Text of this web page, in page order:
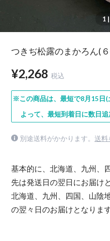
1
つきぢ松露のまかろん(
¥2,268 税込
※この商品は、最短で8月15日(
よって、最短到着日に数日
別途送料がかかります。 送料
基本的に、北海道、九州、
先は発送日の翌日にお届け
北海道、九州、四国、山陰
の翌々日のお届けとなります